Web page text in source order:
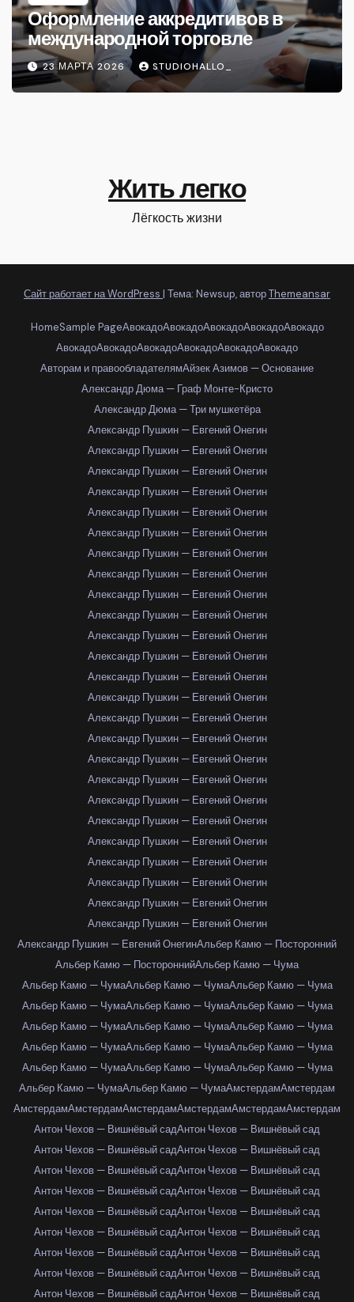
Оформление аккредитивов в
международной торговле
23 МАРТА 2026 STUDIOHALLO_
Жить легко
Лёгкость жизни
Сайт работает на WordPress | Тема: Newsup, авторThemeansar
HomeSample PageАвокадоАвокадоАвокадоАвокадоАвокадо
АвокадоАвокадоАвокадоАвокадоАвокадоАвокадо
Авторам и правообладателямАйзек Азимов — Основание
Александр Дюма — Граф Монте-Кристо
Александр Дюма — Три мушкетёра
Александр Пушкин — Евгений Онегин
Александр Пушкин — Евгений Онегин
Александр Пушкин — Евгений Онегин
Александр Пушкин — Евгений Онегин
Александр Пушкин — Евгений Онегин
Александр Пушкин — Евгений Онегин
Александр Пушкин — Евгений Онегин
Александр Пушкин — Евгений Онегин
Александр Пушкин — Евгений Онегин
Александр Пушкин — Евгений Онегин
Александр Пушкин — Евгений Онегин
Александр Пушкин — Евгений Онегин
Александр Пушкин — Евгений Онегин
Александр Пушкин — Евгений Онегин
Александр Пушкин — Евгений Онегин
Александр Пушкин — Евгений Онегин
Александр Пушкин — Евгений Онегин
Александр Пушкин — Евгений Онегин
Александр Пушкин — Евгений Онегин
Александр Пушкин — Евгений Онегин
Александр Пушкин — Евгений Онегин
Александр Пушкин — Евгений Онегин
Александр Пушкин — Евгений Онегин
Александр Пушкин — Евгений Онегин
Александр Пушкин — Евгений Онегин
Александр Пушкин — Евгений ОнегинАльбер Камю — Посторонний
Альбер Камю — ПостороннийАльбер Камю — Чума
Альбер Камю — ЧумаАльбер Камю — ЧумаАльбер Камю — Чума
Альбер Камю — ЧумаАльбер Камю — ЧумаАльбер Камю — Чума
Альбер Камю — ЧумаАльбер Камю — ЧумаАльбер Камю — Чума
Альбер Камю — ЧумаАльбер Камю — ЧумаАльбер Камю — Чума
Альбер Камю — ЧумаАльбер Камю — ЧумаАльбер Камю — Чума
Альбер Камю — ЧумаАльбер Камю — ЧумаАмстердамАмстердам
АмстердамАмстердамАмстердамАмстердамАмстердамАмстердам
Антон Чехов — Вишнёвый садАнтон Чехов — Вишнёвый сад
Антон Чехов — Вишнёвый садАнтон Чехов — Вишнёвый сад
Антон Чехов — Вишнёвый садАнтон Чехов — Вишнёвый сад
Антон Чехов — Вишнёвый садАнтон Чехов — Вишнёвый сад
Антон Чехов — Вишнёвый садАнтон Чехов — Вишнёвый сад
Антон Чехов — Вишнёвый садАнтон Чехов — Вишнёвый сад
Антон Чехов — Вишнёвый садАнтон Чехов — Вишнёвый сад
Антон Чехов — Вишнёвый садАнтон Чехов — Вишнёвый сад
Антон Чехов — Вишнёвый садАнтон Чехов — Вишнёвый сад